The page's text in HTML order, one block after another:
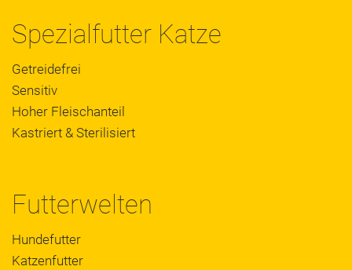
Spezialfutter Katze
Getreidefrei
Sensitiv
Hoher Fleischanteil
Kastriert & Sterilisiert
Futterwelten
Hundefutter
Katzenfutter